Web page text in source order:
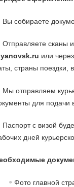
Вы собираете
Отправляете сканы
или
страны поездки,
Мы отправляем
для подачи
Паспорт с визой
дней
Фото главной